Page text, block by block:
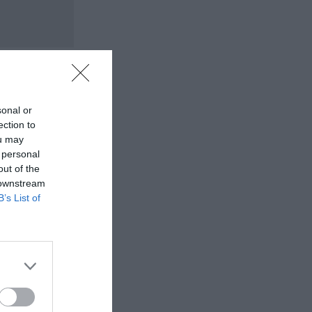
or
to
may
of the
List of